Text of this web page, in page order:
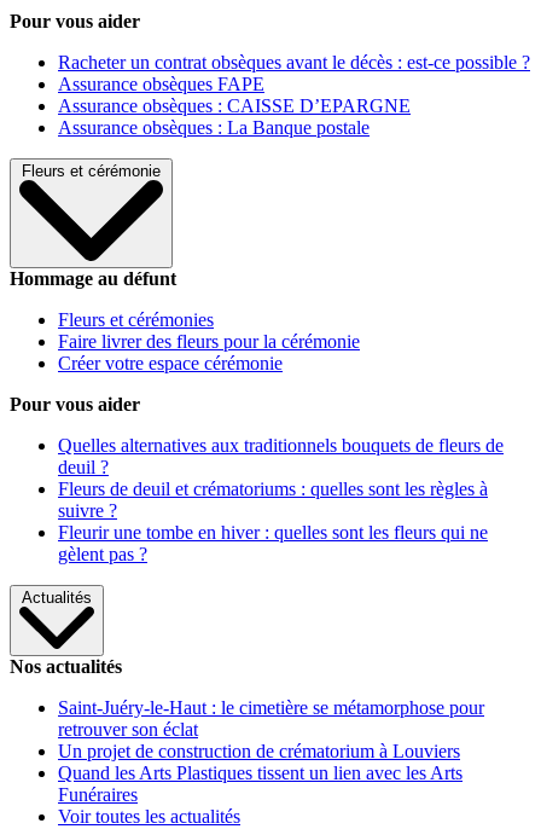
Pour vous aider
Racheter un contrat obsèques avant le décès : est-ce possible ?
Assurance obsèques FAPE
Assurance obsèques : CAISSE D’EPARGNE
Assurance obsèques : La Banque postale
Fleurs et cérémonie
Hommage au défunt
Fleurs et cérémonies
Faire livrer des fleurs pour la cérémonie
Créer votre espace cérémonie
Pour vous aider
Quelles alternatives aux traditionnels bouquets de fleurs de
deuil ?
Fleurs de deuil et crématoriums : quelles sont les règles à
suivre ?
Fleurir une tombe en hiver : quelles sont les fleurs qui ne
gèlent pas ?
Actualités
Nos actualités
Saint-Juéry-le-Haut : le cimetière se métamorphose pour
retrouver son éclat
Un projet de construction de crématorium à Louviers
Quand les Arts Plastiques tissent un lien avec les Arts
Funéraires
Voir toutes les actualités